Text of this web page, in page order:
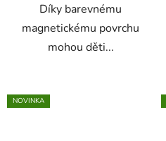
Díky barevnému
magnetickému povrchu
mohou děti...
NOVINKA